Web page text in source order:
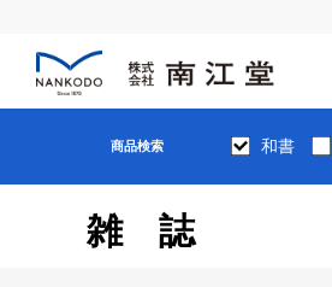
商品検索 和書
雑誌